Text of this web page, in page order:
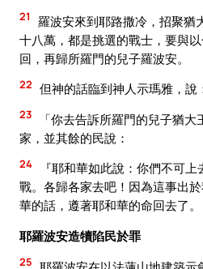
21
羅波安來到耶路撒冷，招聚猶
十八萬，都是挑選的戰士，要與
回，再歸所羅門的兒子羅波安。
22 但神的話臨到神人示瑪雅，說
23
「你去告訴所羅門的兒子猶
家，並其餘的民說：
24
『耶和華如此說：你們不可
戰。各歸各家去吧！因為這事出
華的話，遵著耶和華的命回去了。
耶羅波安造犢陷民於罪
25